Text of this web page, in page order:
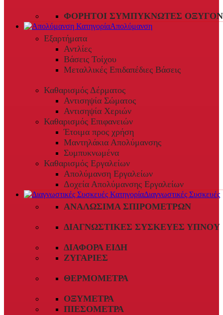
ΦΟΡΗΤΟΊ ΣΥΜΠΥΚΝΩΤΈΣ
Απολύμανση
Εξαρτήματα
Αντλίες
Βάσεις Τοίχου
Μεταλλικές Επιδαπέδιες Βάσεις
Καθαρισμός Δέρματος
Αντισηψία Σώματος
Αντισηψία Χεριών
Καθαρισμός Επιφανειών
Έτοιμα προς χρήση
Μαντηλάκια Απολύμανσης
Συμπυκνωμένα
Καθαρισμός Εργαλείων
Απολύμανση Εργαλείων
Δοχεία Απολύμανσης Εργαλείων
Διαγνωστικές Συσκευές
ΑΝΑΛΏΣΙΜΑ ΣΠΙΡΟΜΈΤΡΩΝ
ΔΙΑΓΝΩΣΤΙΚΈΣ ΣΥΣΚΕΥΈΣ ΎΠΝΟΥ
ΔΙΆΦΟΡΑ ΕΊΔΗ
ΖΥΓΑΡΙΈΣ
ΘΕΡΜΌΜΕΤΡΑ
ΟΞΎΜΕΤΡΑ
ΠΙΕΣΌΜΕΤΡΑ